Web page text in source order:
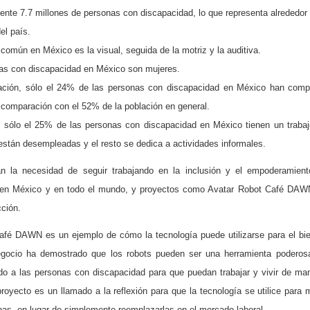
7.7 millones de personas con discapacidad, lo que representa
país.
en México es la visual, seguida de la motriz y la auditiva.
con discapacidad en México son mujeres.
sólo el 24% de las personas con discapacidad en México han
con el 52% de la población en general.
el 25% de las personas con discapacidad en México tienen un
desempleadas y el resto se dedica a actividades informales.
la necesidad de seguir trabajando en la inclusión y el
México y en todo el mundo, y proyectos como Avatar Robot Café
DAWN es un ejemplo de cómo la tecnología puede utilizarse para el
ha demostrado que los robots pueden ser una herramienta
a las personas con discapacidad para que puedan trabajar y vivir de
es un llamado a la reflexión para que la tecnología se utilice para